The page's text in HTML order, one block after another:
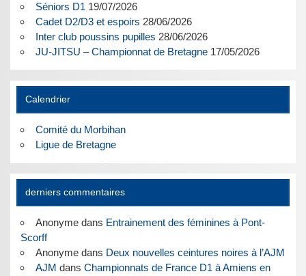
Séniors D1 19/07/2026
Cadet D2/D3 et espoirs 28/06/2026
Inter club poussins pupilles 28/06/2026
JU-JITSU – Championnat de Bretagne 17/05/2026
Calendrier
Comité du Morbihan
Ligue de Bretagne
derniers commentaires
Anonymedans Entrainement des féminines à Pont-
Scorff
Anonymedans Deux nouvelles ceintures noires à l’AJM
AJM dans Championnats de France D1 à Amiens en